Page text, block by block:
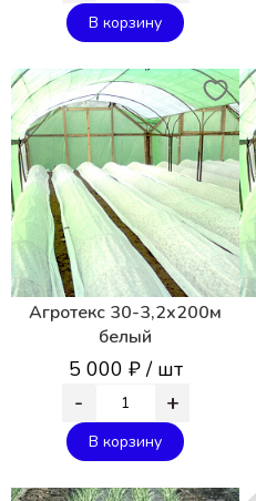
В корзину
Агротекс 30-3,2х200м
белый
5 000 ₽ / шт
- +
В корзину